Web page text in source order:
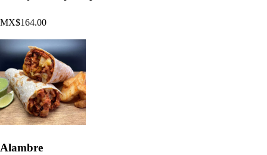
MX$164.00
Alambre